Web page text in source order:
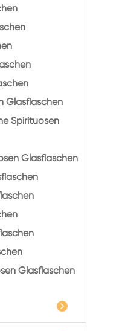
Glasflaschen
Spirituosen
Glasflaschen
Glasflaschen